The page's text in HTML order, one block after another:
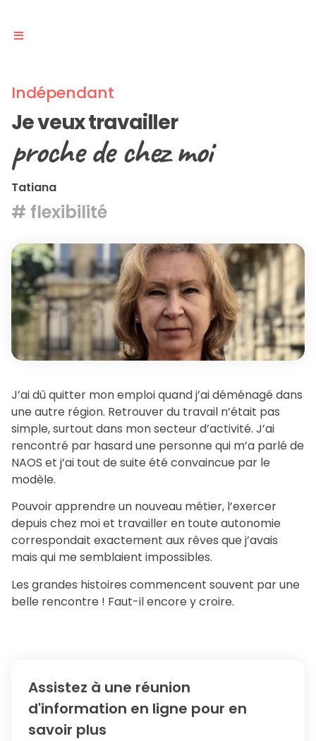
Indépendant
Je veux travailler
proche de chez moi
Tatiana
# flexibilité
J’ai dû quitter mon emploi quand j’ai déménagé dans
une autre région. Retrouver du travail n’était pas
simple, surtout dans mon secteur d’activité. J’ai
rencontré par hasard une personne qui m’a parlé de
NAOS et j’ai tout de suite été convaincue par le
modèle.
Pouvoir apprendre un nouveau métier, l’exercer
depuis chez moi et travailler en toute autonomie
correspondait exactement aux rêves que j’avais
mais qui me semblaient impossibles.
Les grandes histoires commencent souvent par une
belle rencontre ! Faut-il encore y croire.
Assistez à une réunion
d'information en ligne pour en
savoir plus